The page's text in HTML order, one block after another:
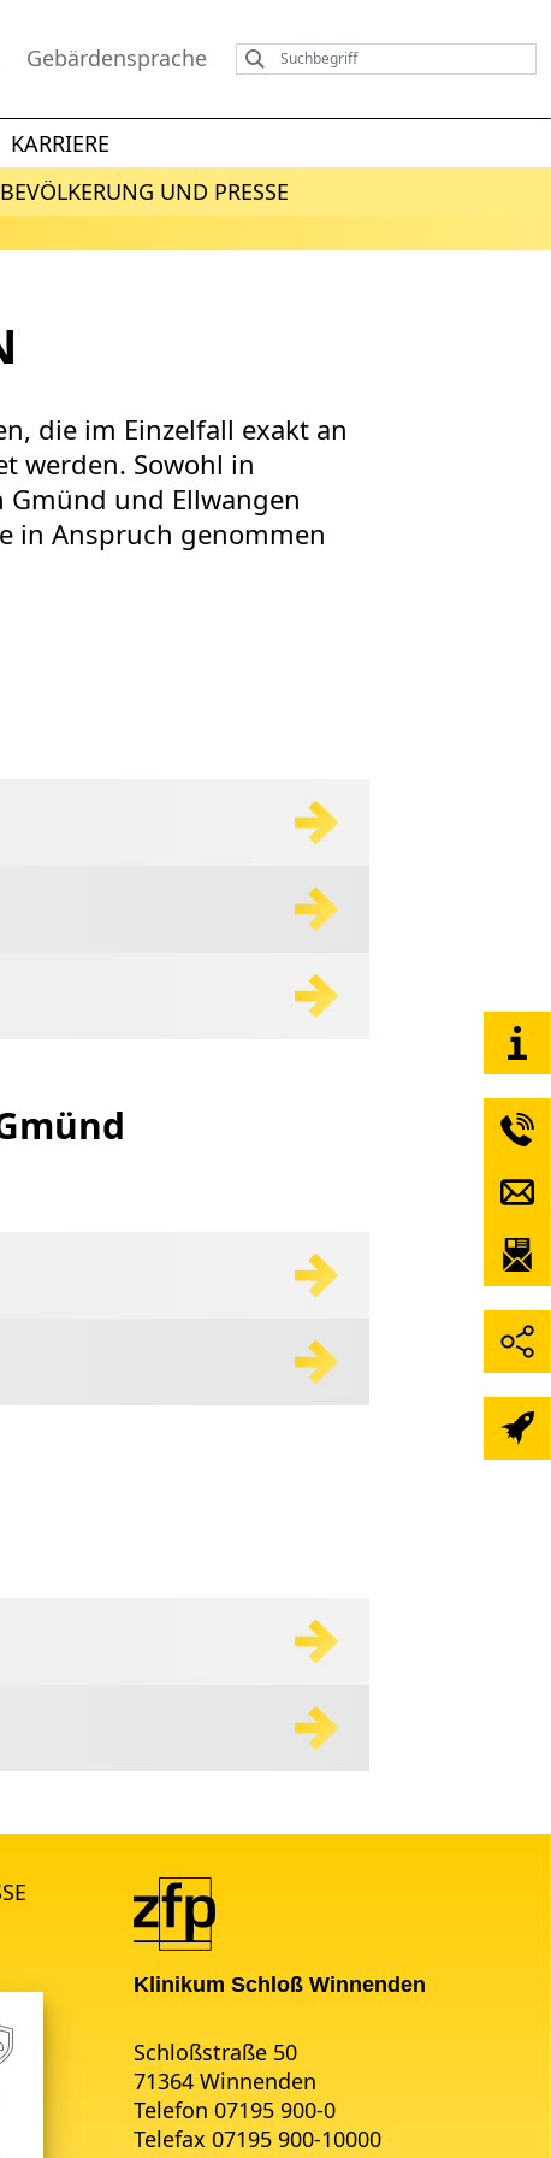
Gebärdensprache
KARRIERE
BEVÖLKERUNG UND PRESSE
die im Einzelfall exakt an
werden. Sowohl in
und Ellwangen
in Anspruch genommen
Klinikum Schloß Winnenden
Schloßstraße 50
71364 Winnenden
Telefon 07195 900-0
Telefax 07195 900-10000